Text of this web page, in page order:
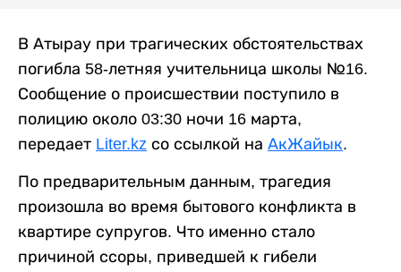
В Атырау при трагических обстоятельствах
погибла 58-летняя учительница школы №16.
Сообщение о происшествии поступило в
полицию около 03:30 ночи 16 марта,
передает Liter.kz со ссылкой на АкЖайык.
По предварительным данным, трагедия
произошла во время бытового конфликта в
квартире супругов. Что именно стало
причиной ссоры, приведшей к гибели